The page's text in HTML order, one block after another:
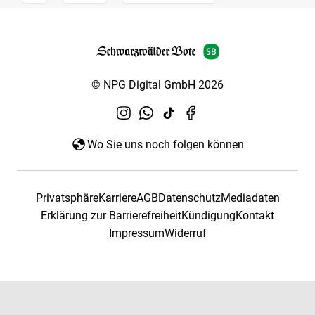
© NPG Digital GmbH 2026
Wo Sie uns noch folgen können
PrivatsphäreKarriereAGBDatenschutzMediadaten
Erklärung zur BarrierefreiheitKündigungKontakt
ImpressumWiderruf